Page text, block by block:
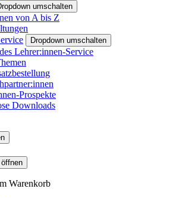
umschalten
von A bis Z
Dropdown umschalten
Lehrer:innen-Service
Prospekte
Downloads
Warenkorb